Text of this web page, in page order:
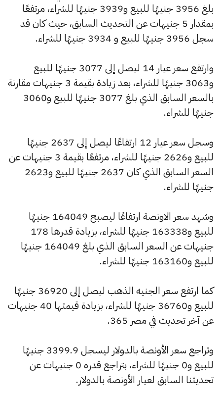
بلغ 3956 جنيهًا للبيع و3939 جنيهًا للشراء، مرتفعًا
بمقدار 5 جنيهات عن التحديث السابق، حيث كان قد
سجل 3956 جنيهًا للبيع و 3934 جنيهًا للشراء.
وارتفع سعر عيار 14 ليصل إلى 3077 جنيهًا للبيع
و3063 جنيهًا للشراء، بعد زيادة بقيمة 3 جنيهات مقارنة
بالسعر السابق الذي بلغ 3077 جنيهًا للبيع و3060
جنيهًا للشراء.
وسجل سعر عيار 12 ارتفاعًا ليصل إلى 2637 جنيهًا
للبيع و2626 جنيهًا للشراء، مرتفعًا بقيمة 3 جنيهات عن
السعر السابق الذي كان 2637 جنيهًا للبيع و2623
جنيهًا للشراء.
وشهد سعر الاونصة ارتفاعًا ليصبح 164049 جنيهًا
للبيع و163338 جنيهًا للشراء، بزيادة قدرها 178
جنيهات عن السعر السابق الذي بلغ 164049 جنيهًا
للبيع و163160 جنيهًا للشراء.
كما ارتفع سعر الجنيه الذهب ليصل إلى 36920 جنيهًا
للبيع و36760 جنيهًا للشراء، بزيادة قيمتها 40 جنيهات
عن آخر تحديث في مصر 365.
وتراجع سعر الأونصة بالدولار ليسجل 3399.9 جنيهًا
للبيع و0 جنيهًا للشراء، بتراجع قدره 0 جنيهات عن
تحديثنا السابق لعيار الأونصة بالدولار.